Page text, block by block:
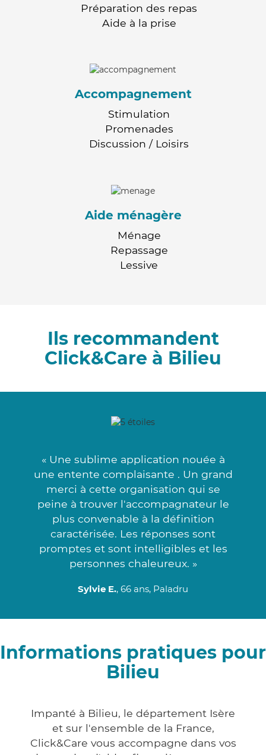
Préparation des repas
Aide à la prise
Accompagnement
Stimulation
Promenades
Discussion / Loisirs
Aide ménagère
Ménage
Repassage
Lessive
Ils recommandent
Click&Care à Bilieu
« Une sublime application nouée à
une entente complaisante . Un grand
merci à cette organisation qui se
peine à trouver l'accompagnateur le
plus convenable à la définition
caractérisée. Les réponses sont
promptes et sont intelligibles et les
personnes chaleureux. »
Sylvie E., 66 ans, Paladru
Informations pratiques pour
Bilieu
Impanté à Bilieu, le département Isère
et sur l'ensemble de la France,
Click&Care vous accompagne dans vos